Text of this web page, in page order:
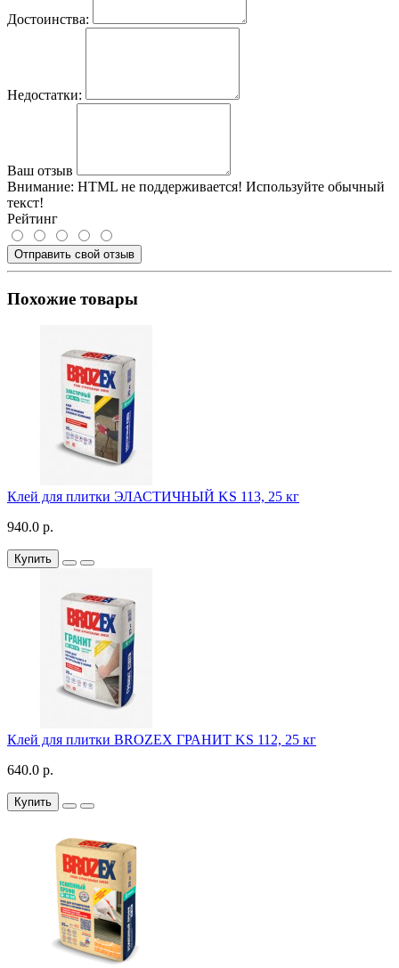
Достоинства:
Недостатки:
Ваш отзыв
Внимание: HTML не поддерживается! Используйте обычный
текст!
Рейтинг
Отправить свой отзыв
Похожие товары
Клей для плитки ЭЛАСТИЧНЫЙ KS 113, 25 кг
940.0 р.
Купить
Клей для плитки BROZEX ГРАНИТ KS 112, 25 кг
640.0 р.
Купить